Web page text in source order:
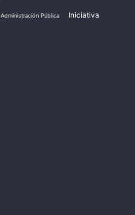
Administración Pública Iniciativa